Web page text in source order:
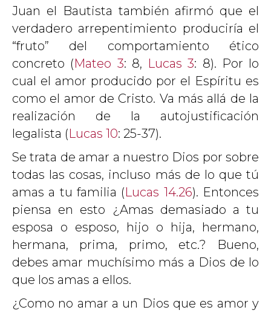
Juan el Bautista también afirmó que el
verdadero arrepentimiento produciría el
“fruto” del comportamiento ético
concreto (Mateo 3: 8, Lucas 3: 8). Por lo
cual el amor producido por el Espíritu es
como el amor de Cristo. Va más allá de la
realización de la autojustificación
legalista (Lucas 10: 25-37).
Se trata de amar a nuestro Dios por sobre
todas las cosas, incluso más de lo que tú
amas a tu familia (Lucas 14.26). Entonces
piensa en esto ¿Amas demasiado a tu
esposa o esposo, hijo o hija, hermano,
hermana, prima, primo, etc.? Bueno,
debes amar muchísimo más a Dios de lo
que los amas a ellos.
¿Como no amar a un Dios que es amor y